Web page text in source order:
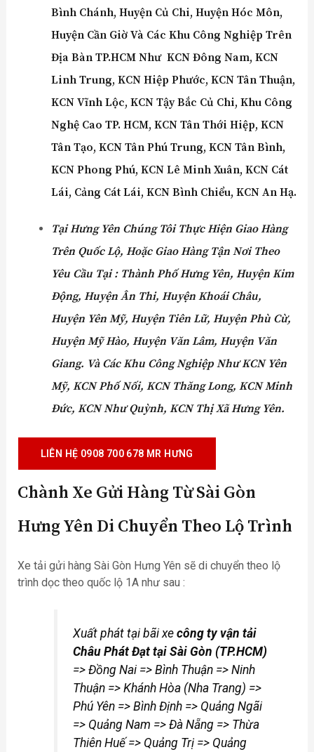
Bình Chánh, Huyện Củ Chi, Huyện Hóc Môn,
Huyện Cần Giờ Và Các Khu Công Nghiệp Trên
Địa Bàn TP.HCM Như KCN Đông Nam, KCN
Linh Trung, KCN Hiệp Phước, KCN Tân Thuận,
KCN Vĩnh Lộc, KCN Tậy Bắc Củ Chi, Khu Công
Nghệ Cao TP. HCM, KCN Tân Thới Hiệp, KCN
Tân Tạo, KCN Tân Phú Trung, KCN Tân Bình,
KCN Phong Phú, KCN Lê Minh Xuân, KCN Cát
Lái, Cảng Cát Lái, KCN Bình Chiểu, KCN An Hạ.
TạiHưng YênChúng Tôi Thực Hiện Giao Hàng
Trên Quốc Lộ, Hoặc Giao Hàng Tận Nơi Theo
Yêu Cầu Tại : Thành Phố Hưng Yên, Huyện Kim
Động, Huyện Ân Thi, Huyện Khoái Châu,
Huyện Yên Mỹ, Huyện Tiên Lữ, Huyện Phù Cừ,
Huyện Mỹ Hào, Huyện Văn Lâm, Huyện Văn
Giang. Và Các Khu Công Nghiệp NhưKCN Yên
Mỹ, KCN Phố Nối, KCN Thăng Long, KCN Minh
Đức, KCN Như Quỳnh, KCN Thị Xã Hưng Yên.
LIÊN HỆ 0908 700 678 MR HƯNG
Chành Xe Gửi Hàng Từ Sài Gòn
Hưng Yên Di Chuyển Theo Lộ Trình
Xe tải gửi hàng Sài Gòn Hưng Yên sẽ di chuyển theo lộ
trình dọc theo quốc lộ 1A như sau :
Xuất phát tại bãi xe công ty vận tải
Châu Phát Đạt tại Sài Gòn (TP.HCM)
=> Đồng Nai => Bình Thuận => Ninh
Thuận => Khánh Hòa (Nha Trang) =>
Phú Yên => Bình Định => Quảng Ngãi
=> Quảng Nam => Đà Nẵng => Thừa
Thiên Huế => Quảng Trị => Quảng